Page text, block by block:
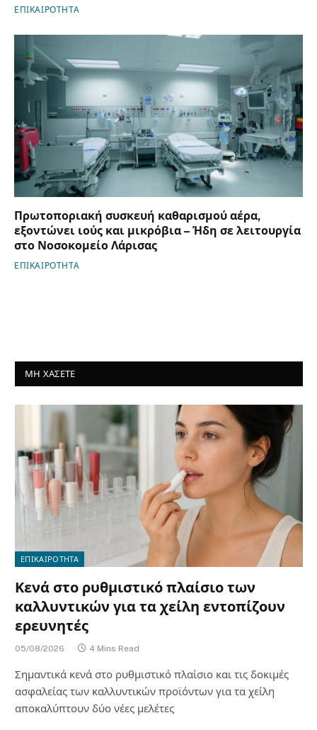
ΕΠΙΚΑΙΡΟΤΗΤΑ
Πρωτοποριακή συσκευή καθαρισμού αέρα,
εξοντώνει ιούς και μικρόβια – Ήδη σε λειτουργία
στο Νοσοκομείο Λάρισας
ΕΠΙΚΑΙΡΟΤΗΤΑ
ΜΗ ΧΑΣΕΤΕ
ΕΠΙΚΑΙΡΟΤΗΤΑ
Κενά στο ρυθμιστικό πλαίσιο των
καλλυντικών για τα χείλη εντοπίζουν
ερευνητές
05/08/2026 4 Mins Read
Σημαντικά κενά στο ρυθμιστικό πλαίσιο και τις δοκιμές
ασφαλείας των καλλυντικών προϊόντων για τα χείλη
αποκαλύπτουν δύο νέες μελέτες